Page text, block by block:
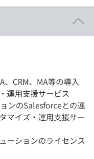
、CRM、MA等の導入
運用支援サービス
ンのSalesforceとの連
マイズ・運用支援サー
ーションのライセンス